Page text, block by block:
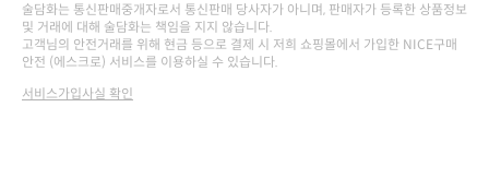
술담화는 통신판매중개자로서 통신판매 당사자가 아니며, 판매자가 등록한 상품정보
및 거래에 대해 술담화는 책임을 지지 않습니다.
고객님의 안전거래를 위해 현금 등으로 결제 시 저희 쇼핑몰에서 가입한 NICE구매
안전 (에스크로) 서비스를 이용하실 수 있습니다.
서비스가입사실 확인